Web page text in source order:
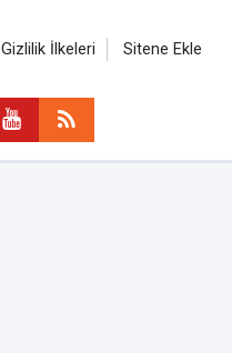
Gizlilik İlkeleri Sitene Ekle